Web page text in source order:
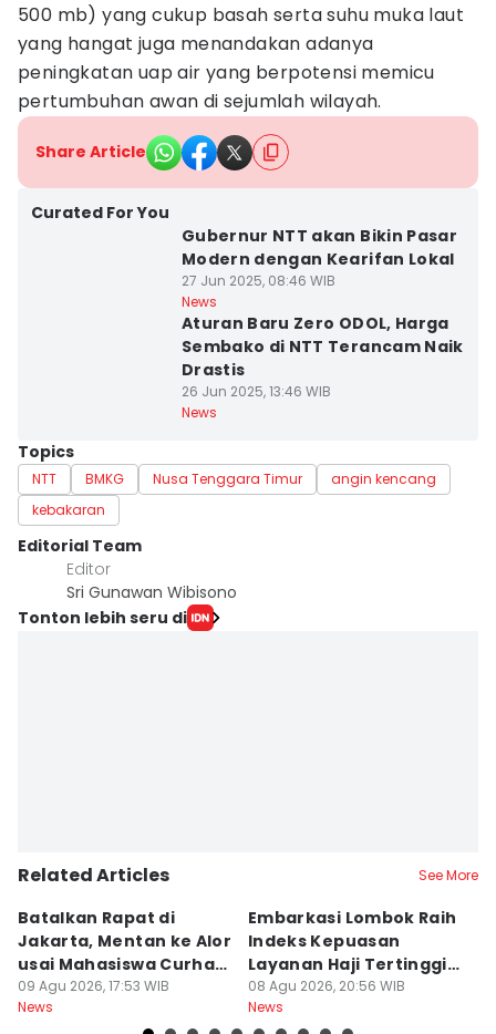
500 mb) yang cukup basah serta suhu muka laut
yang hangat juga menandakan adanya
peningkatan uap air yang berpotensi memicu
pertumbuhan awan di sejumlah wilayah.
Share Article
Curated For You
Gubernur NTT akan Bikin Pasar
Modern dengan Kearifan Lokal
27 Jun 2025, 08:46 WIB
News
Aturan Baru Zero ODOL, Harga
Sembako di NTT Terancam Naik
Drastis
26 Jun 2025, 13:46 WIB
News
Topics
NTT BMKG Nusa Tenggara Timur
angin kencang
kebakaran
Editorial Team
Editor
Sri Gunawan Wibisono
Tonton lebih seru di
Related Articles See More
Batalkan Rapat di
Jakarta, Mentan ke Alor
usai Mahasiswa Curhat
Beras Mahal
09 Agu 2026, 17:53 WIB
News
Embarkasi Lombok Raih
Indeks Kepuasan
Layanan Haji Tertinggi
Nasional
08 Agu 2026, 20:56 WIB
News